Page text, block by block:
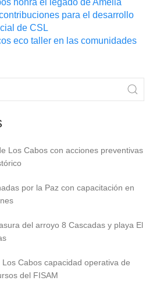
honra el legado de Amelia
para el desarrollo
de CSL
eco taller en las comunidades
Los Cabos con acciones preventivas
por la Paz con capacitación en
del arroyo 8 Cascadas y playa El
Cabos capacidad operativa de
del FISAM